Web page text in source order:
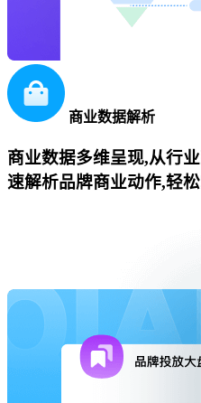
商业数据解析
商业数据多维呈现,从行
速解析品牌商业动作,轻松